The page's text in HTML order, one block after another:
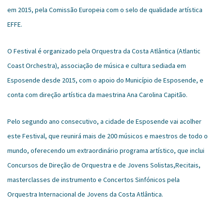
em 2015, pela Comissão Europeia com o selo de qualidade artística
EFFE.
O Festival é organizado pela Orquestra da Costa Atlântica (Atlantic
Coast Orchestra), associação de música e cultura sediada em
Esposende desde 2015, com o apoio do Município de Esposende, e
conta com direção artística da maestrina Ana Carolina Capitão.
Pelo segundo ano consecutivo, a cidade de Esposende vai acolher
este Festival, que reunirá mais de 200 músicos e maestros de todo o
mundo, oferecendo um extraordinário programa artístico, que inclui
Concursos de Direção de Orquestra e de Jovens Solistas,Recitais,
masterclasses de instrumento e Concertos Sinfónicos pela
Orquestra Internacional de Jovens da Costa Atlântica.